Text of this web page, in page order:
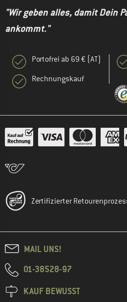
"Wir geben alles, damit Dein
ankommt."
Portofrei ab 69 € (AT)
Rechnungskauf
Zertifizierter
MAIL UNS!
01-38528-97
KAUF BEWUSST